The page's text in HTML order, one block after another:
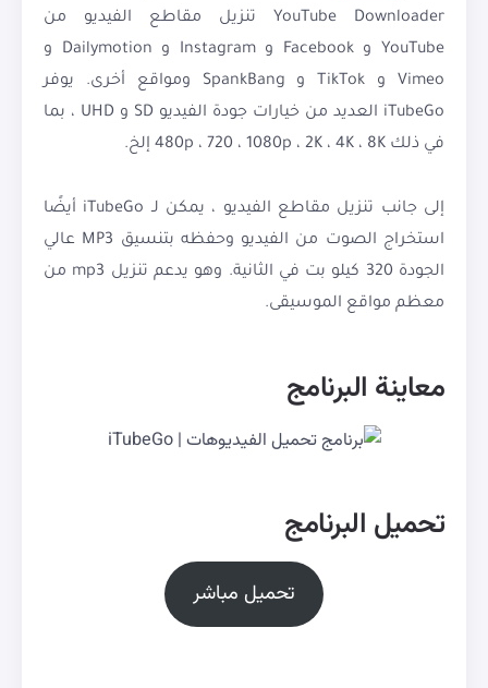
YouTube Downloader تنزيل مقاطع الفيديو من
YouTube و Facebook و Instagram و Dailymotion و
Vimeo و TikTok و SpankBang ومواقع أخرى. يوفر
iTubeGo العديد من خيارات جودة الفيديو SD و UHD ، بما
في ذلك 480p ، 720 ، 1080p ، 2K ، 4K ، 8K إلخ.
إلى جانب تنزيل مقاطع الفيديو ، يمكن لـ iTubeGo أيضًا
استخراج الصوت من الفيديو وحفظه بتنسيق MP3 عالي
الجودة 320 كيلو بت في الثانية. وهو يدعم تنزيل mp3 من
معظم مواقع الموسيقى.
معاينة البرنامج
تحميل البرنامج
تحميل مباشر